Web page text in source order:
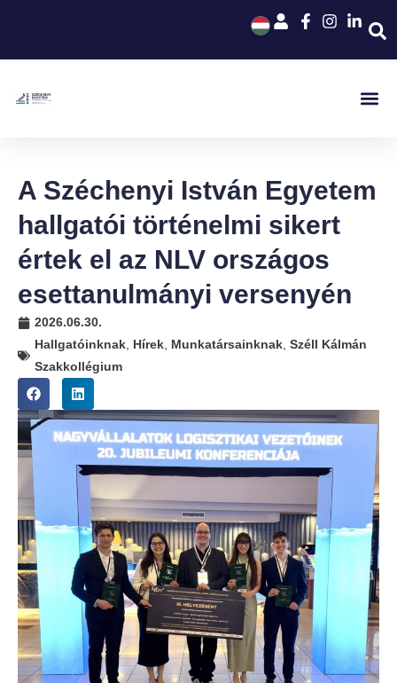
A Széchenyi István Egyetem
hallgatói történelmi sikert
értek el az NLV országos
esettanulmányi versenyén
2026.06.30.
Hallgatóinknak Hírek Munkatársainknak Széll Kálmán
Szakkollégium